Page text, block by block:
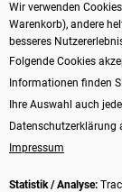
Service
Informationen
Zahlungsarten
Wir verwenden
Warenkorb), andere
besseres
Folgende Cookies
Informationen finden
Ihre Auswahl auch
Datenschutzerklärung
Impressum
Statistik / Analyse: